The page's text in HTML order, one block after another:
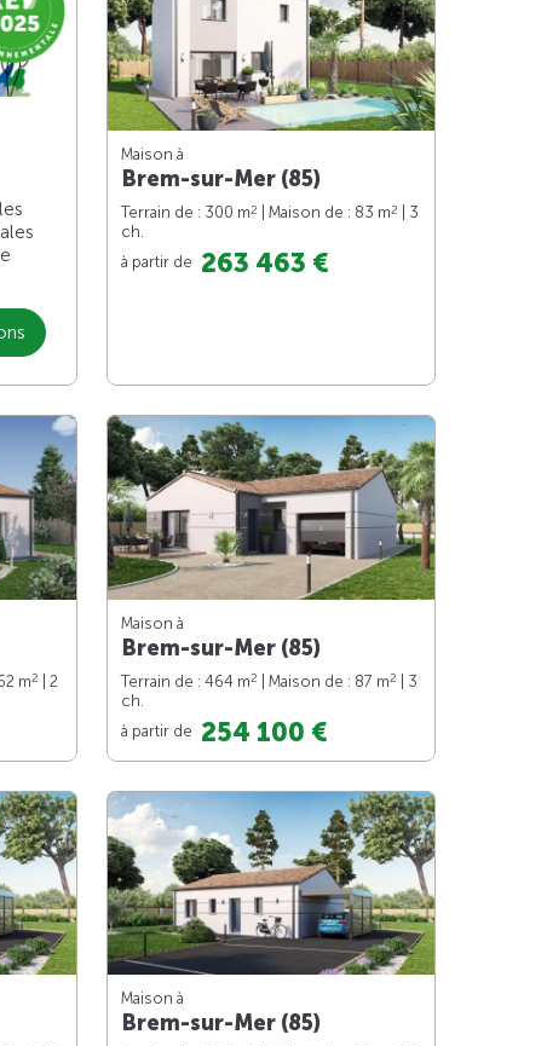
Maison à
Brem-sur-Mer (85)
Terrain de : 300 m2 | Maison de : 83 m2
| 3
ch.
à partir de 263 463 €
m2
| 2
Maison à
Brem-sur-Mer (85)
Terrain de : 464 m2 | Maison de : 87 m2
| 3
ch.
à partir de 254 100 €
Maison à
Brem-sur-Mer (85)